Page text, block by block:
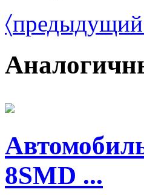
〈предыдущий
8SMD ...